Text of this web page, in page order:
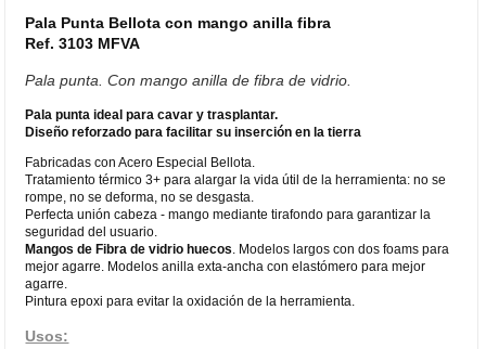
Pala Punta Bellota con mango anilla fibra
Ref. 3103 MFVA
Pala punta. Con mango anilla de fibra de vidrio.
Pala punta ideal para cavar y trasplantar.
Diseño reforzado para facilitar su inserción enla tierra
Fabricadas con Acero Especial Bellota.
Tratamiento térmico 3+ para alargar la vida útil de la herramienta: no se
rompe, no se deforma, no se desgasta.
Perfecta unión cabeza - mango mediante tirafondo para garantizar la
seguridad del usuario.
Mangos de Fibra de vidrio huecos . Modelos largos con dos foams para
mejor agarre. Modelos anilla exta-ancha con elastómero para mejor
agarre.
Pintura epoxi para evitar la oxidación de la herramienta.
Usos: